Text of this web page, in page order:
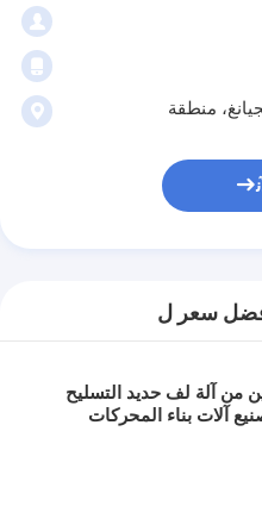
كونغجيانغ، منطقة
سعر ل
من آلة لف حديد التسليح
آلات بناء المحركات